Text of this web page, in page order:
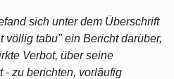
sich unter dem Überschrift
tabu" ein Bericht darüber,
Verbot, über seine
- zu berichten, vorläufig